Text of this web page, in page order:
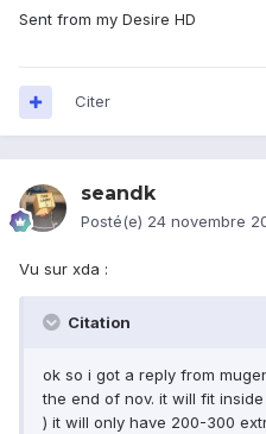
Sent from my Desire HD
Citer
seandk
Posté(e) 24 novembre
Vu sur xda :
Citation
ok so i got a reply from
the end of nov. it will fit
) it will only have 200-300